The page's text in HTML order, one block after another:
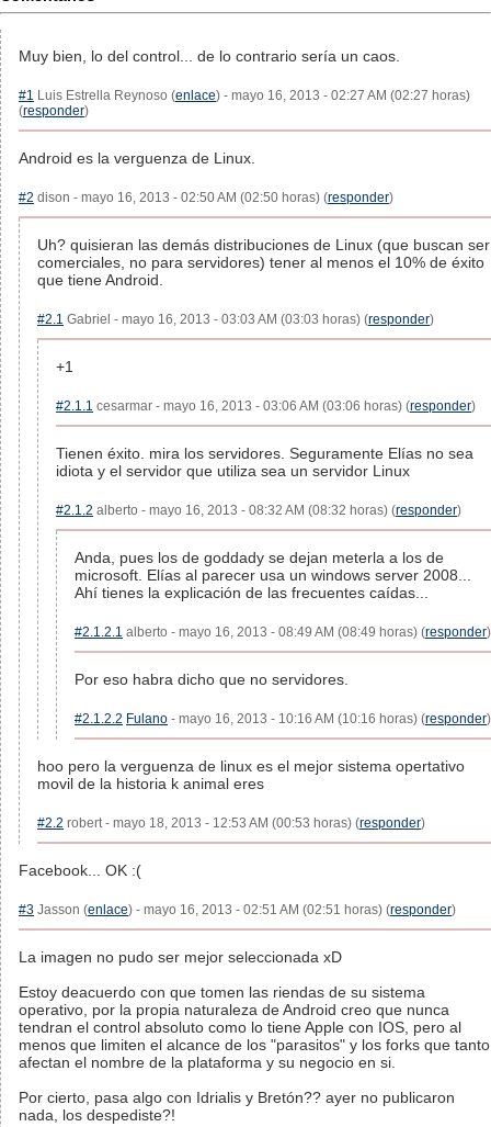
Muy bien, lo del control... de lo contrario sería un caos.
#1 Luis Estrella Reynoso (enlace) - mayo 16, 2013 - 02:27 AM (02:27 horas)
(responder)
Android es la verguenza de Linux.
#2 dison - mayo 16, 2013 - 02:50 AM (02:50 horas) (responder)
Uh? quisieran las demás distribuciones de Linux (que buscan ser
comerciales, no para servidores) tener al menos el 10% de éxito
que tiene Android.
#2.1 Gabriel - mayo 16, 2013 - 03:03 AM (03:03 horas) (responder)
+1
#2.1.1 cesarmar - mayo 16, 2013 - 03:06 AM (03:06 horas) (responder)
Tienen éxito. mira los servidores. Seguramente Elías no sea
idiota y el servidor que utiliza sea un servidor Linux
#2.1.2 alberto - mayo 16, 2013 - 08:32 AM (08:32 horas) (responder)
Anda, pues los de goddady se dejan meterla a los de
microsoft. Elías al parecer usa un windows server 2008...
Ahí tienes la explicación de las frecuentes caídas...
#2.1.2.1 alberto - mayo 16, 2013 - 08:49 AM (08:49 horas) (responder)
Por eso habra dicho que no servidores.
#2.1.2.2 Fulano - mayo 16, 2013 - 10:16 AM (10:16 horas) (responder)
hoo pero la verguenza de linux es el mejor sistema opertativo
movil de la historia k animal eres
#2.2 robert - mayo 18, 2013 - 12:53 AM (00:53 horas) (responder)
Facebook... OK :(
#3 Jasson (enlace) - mayo 16, 2013 - 02:51 AM (02:51 horas) (responder)
La imagen no pudo ser mejor seleccionada xD
Estoy deacuerdo con que tomen las riendas de su sistema
operativo, por la propia naturaleza de Android creo que nunca
tendran el control absoluto como lo tiene Apple con IOS, pero al
menos que limiten el alcance de los "parasitos" y los forks que tanto
afectan el nombre de la plataforma y su negocio en si.
Por cierto, pasa algo con Idrialis y Bretón?? ayer no publicaron
nada, los despediste?!